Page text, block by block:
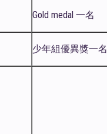
Gold medal 一名
少年組優異獎一名